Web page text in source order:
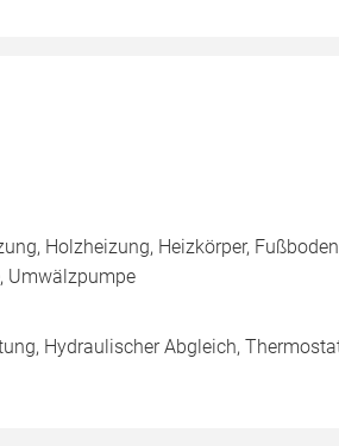
Holzheizung, Heizkörper,
Umwälzpumpe
Hydraulischer Abgleich,